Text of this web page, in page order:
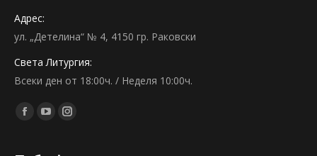
Адрес:
ул. „Детелина“ № 4, 4150 гр. Раковски
Света Литургия:
Всеки ден от 18:00ч. / Неделя 10:00ч.
Find us on:
Facebook
YouTubeInstagram